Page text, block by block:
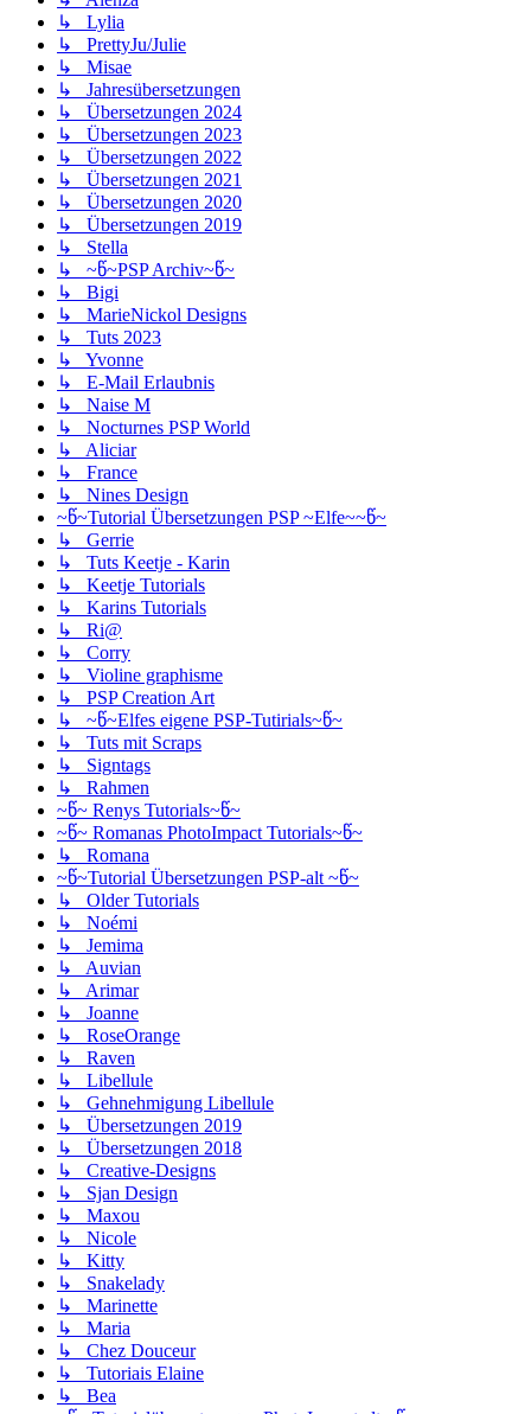
↳ Lylia
↳ PrettyJu/Julie
↳ Misae
↳ Jahresübersetzungen
↳ Übersetzungen 2024
↳ Übersetzungen 2023
↳ Übersetzungen 2022
↳ Übersetzungen 2021
↳ Übersetzungen 2020
↳ Übersetzungen 2019
↳ Stella
↳ ~წ~PSP Archiv~წ~
↳ Bigi
↳ MarieNickol Designs
↳ Tuts 2023
↳ Yvonne
↳ E-Mail Erlaubnis
↳ Naise M
↳ Nocturnes PSP World
↳ Aliciar
↳ France
↳ Nines Design
~წ~Tutorial Übersetzungen PSP ~Elfe~~წ~
↳ Gerrie
↳ Tuts Keetje - Karin
↳ Keetje Tutorials
↳ Karins Tutorials
↳ Ri@
↳ Corry
↳ Violine graphisme
↳ PSP Creation Art
↳ ~წ~Elfes eigene PSP-Tutirials~წ~
↳ Tuts mit Scraps
↳ Signtags
↳ Rahmen
~წ~ Renys Tutorials~წ~
~წ~ Romanas PhotoImpact Tutorials~წ~
↳ Romana
~წ~Tutorial Übersetzungen PSP-alt ~წ~
↳ Older Tutorials
↳ Noémi
↳ Jemima
↳ Auvian
↳ Arimar
↳ Joanne
↳ RoseOrange
↳ Raven
↳ Libellule
↳ Gehnehmigung Libellule
↳ Übersetzungen 2019
↳ Übersetzungen 2018
↳ Creative-Designs
↳ Sjan Design
↳ Maxou
↳ Nicole
↳ Kitty
↳ Snakelady
↳ Marinette
↳ Maria
↳ Chez Douceur
↳ Tutoriais Elaine
↳ Bea